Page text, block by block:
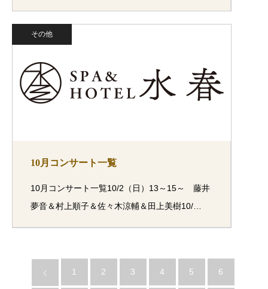
その他
10月コンサート一覧
10月コンサート一覧10/2（日）13～15～ 藤井
夢音＆村上順子＆佐々木涼輔＆田上美樹10/…
1 2 3 4 5 6